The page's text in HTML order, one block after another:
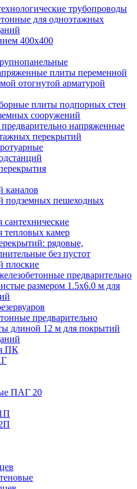
трубопроводы
для одноэтажных
400х400
плиты переменной
отогнутой арматурой
плиты подпорных стен
сооружений
напряженные
перекрытий
каналов
подземных пешеходных
тепловых камер
рядовые,
без пустот
плоские
предварительно
размером 1.5х6.0 м для
предварительно
длиной 12 м для покрытий
ПК
ПАГ 20